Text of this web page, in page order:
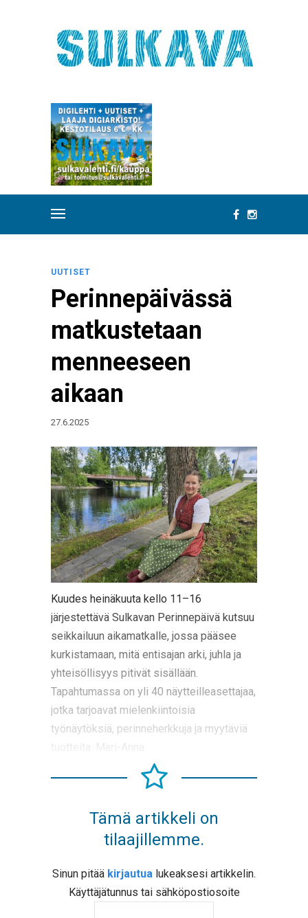
UUTISET
Perinnepäivässä
matkustetaan
menneeseen
aikaan
27.6.2025
Kuudes heinäkuuta kello 11–16
järjestettävä Sulkavan Perinnepäivä kutsuu
seikkailuun aikamatkalle, jossa pääsee
kurkistamaan, mitä entisajan arki, juhla ja
yhteisöllisyys pitivät sisällään.
Tapahtumassa on yli 40 näytteilleasettajaa,
jotka tarjoavat mielenkiintoisia
työnäytöksiä, perinneherkkuja ja myytäviä
Tämä artikkeli on
tilaajillemme.
Sinun pitää kirjautua lukeaksesi artikkelin.
Käyttäjätunnus tai sähköpostiosoite